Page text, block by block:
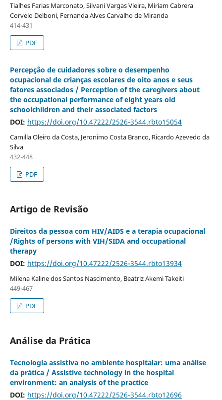
Tialhes Farias Marconato, Silvani Vargas Vieira, Miriam Cabrera
Corvelo Delboni, Fernanda Alves Carvalho de Miranda
414-431
PDF
Percepção de cuidadores sobre o desempenho
ocupacional de crianças escolares de oito anos e seus
fatores associados / Perception of the caregivers about
the occupational performance of eight years old
schoolchildren and their associated factors
DOI: https://doi.org/10.47222/2526-3544.rbto15054
Camilla Oleiro da Costa, Jeronimo Costa Branco, Ricardo Azevedo da
Silva
432-448
PDF
Artigo de Revisão
Direitos da pessoa com HIV/AIDS e a terapia ocupacional
/Rights of persons with VIH/SIDA and occupational
therapy
DOI: https://doi.org/10.47222/2526-3544.rbto13934
Milena Kaline dos Santos Nascimento, Beatriz Akemi Takeiti
449-467
PDF
Análise da Prática
Tecnologia assistiva no ambiente hospitalar: uma análise
da prática / Assistive technology in the hospital
environment: an analysis of the practice
DOI: https://doi.org/10.47222/2526-3544.rbto12696